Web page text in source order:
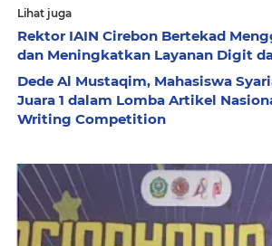
Lihat juga
Rektor IAIN Cirebon Bertekad
dan Meningkatkan Layanan Digit
Dede Al Mustaqim, Mahasiswa
Juara 1 dalam Lomba Artikel
Writing Competition